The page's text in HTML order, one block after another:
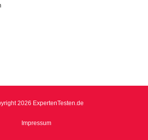
2026 ExpertenTesten.de
Impressum